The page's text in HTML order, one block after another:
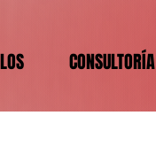
CONSULTORÍA